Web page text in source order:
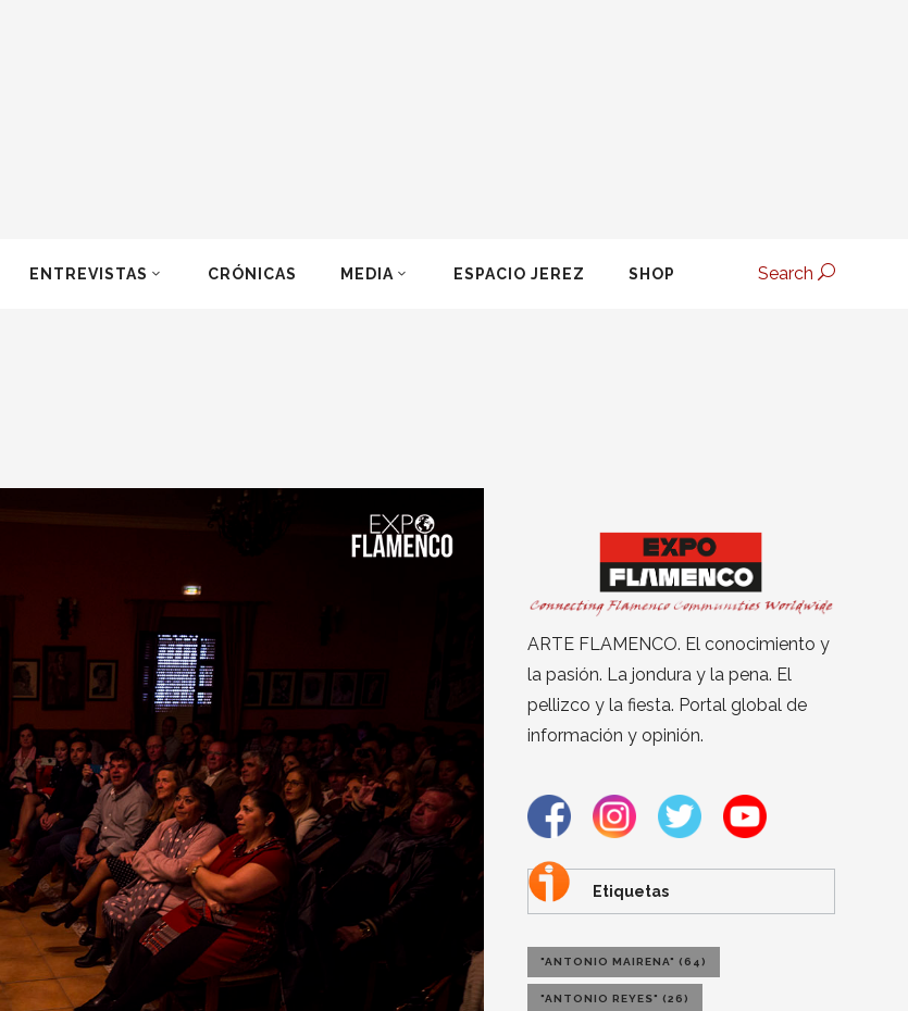
ENTREVISTAS CRÓNICAS MEDIA ESPACIO JEREZ SHOP Search
ARTE FLAMENCO. El conocimiento y
la pasión. La jondura y la pena. El
pellizco y la fiesta. Portal global de
información y opinión.
Etiquetas
"ANTONIO MAIRENA" (64)
"ANTONIO REYES" (26)